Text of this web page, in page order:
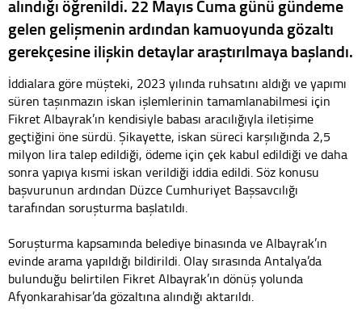
alındığı öğrenildi. 22 Mayıs Cuma günü gündeme
gelen gelişmenin ardından kamuoyunda gözaltı
gerekçesine ilişkin detaylar araştırılmaya başlandı.
İddialara göre müşteki, 2023 yılında ruhsatını aldığı ve yapımı
süren taşınmazın iskan işlemlerinin tamamlanabilmesi için
Fikret Albayrak’ın kendisiyle babası aracılığıyla iletişime
geçtiğini öne sürdü. Şikayette, iskan süreci karşılığında 2,5
milyon lira talep edildiği, ödeme için çek kabul edildiği ve daha
sonra yapıya kısmi iskan verildiği iddia edildi. Söz konusu
başvurunun ardından Düzce Cumhuriyet Başsavcılığı
tarafından soruşturma başlatıldı.
Soruşturma kapsamında belediye binasında ve Albayrak’ın
evinde arama yapıldığı bildirildi. Olay sırasında Antalya’da
bulunduğu belirtilen Fikret Albayrak’ın dönüş yolunda
Afyonkarahisar’da gözaltına alındığı aktarıldı.